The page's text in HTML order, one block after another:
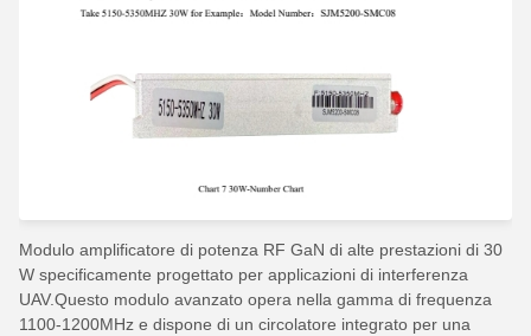
Modulo amplificatore di potenza RF GaN di alte prestazioni di 30
W specificamente progettato per applicazioni di interferenza
UAV.Questo modulo avanzato opera nella gamma di frequenza
1100-1200MHz e dispone di un circolatore integrato per una